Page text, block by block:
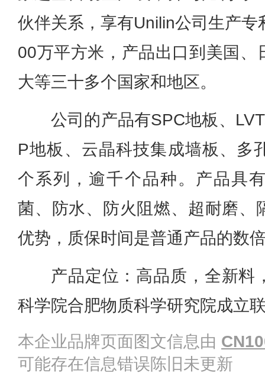
伙伴关系，享有Unilin公司生产
00万平方米，产品出口到美国、
大等三十多个国家和地区。
公司的产品有SPC地板、
P地板、云晶科技集成墙板、多
个系列，逾千个品种。产品具
菌、防水、防火阻燃、超耐磨、
优势，质保时间是普通产品的数
产品定位：高品质，全新料
科学院合肥物质科学研究院成立
本企业品牌页面图文信息由
可能存在信息错误陈旧未更新